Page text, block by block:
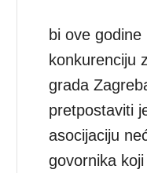
bi ove
konkurenciju
grada
pretpostaviti
asocijaciju
govornika